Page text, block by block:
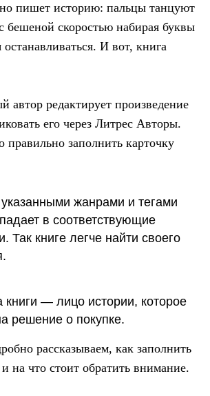
пишет историю: пальцы танцуют
бешеной скоростью набирая буквы
И вот, книга
автор редактирует произведение
его через Литрес Авторы.
правильно заполнить карточку
жанрами и тегами
в соответствующие
Так книге легче найти своего
книги — лицо истории, которое
решение о покупке.
рассказываем, как заполнить
на что стоит обратить внимание.